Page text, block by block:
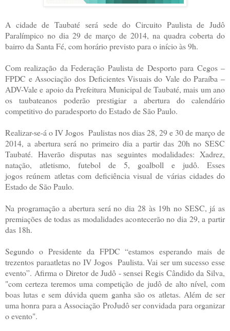
A cidade de Taubaté será sede do Circuito Paulista de Judô
Paralímpico no dia 29 de março de 2014, na quadra coberta do
bairro da Santa Fé, com horário previsto para o início às 9h.
Com realização da Federação Paulista de Desporto para Cegos –
FPDC e Associação dos Deficientes Visuais do Vale do Paraíba –
ADV-Vale e apoio da Prefeitura Municipal de Taubaté, mais um ano
os taubateanos poderão prestigiar a abertura do calendário
competitivo do paradesporto do Estado de São Paulo.
Realizar-se-á o IV Jogos Paulistas nos dias 28, 29 e 30 de março de
2014, a abertura será no primeiro dia a partir das 20h no SESC
Taubaté. Haverão disputas nas seguintes modalidades: Xadrez,
natação, atletismo, futebol de 5, goalboll e judô. Esses
jogos reúnem atletas com deficiência visual de várias cidades do
Estado de São Paulo.
Na programação a abertura será no dia 28 às 19h no SESC, já as
premiações de todas as modalidades acontecerão no dia 29, a partir
das 18h.
Segundo o Presidente da FPDC “estamos esperando mais de
trezentos paraatletas no IV Jogos Paulista. Vai ser um sucesso esse
evento”. Afirma o Diretor de Judô - sensei Regis Cândido da Silva,
"com certeza teremos uma competição de judô de alto nível, com
boas lutas e sem dúvida quem ganha são os atletas. Além de ser
uma honra para a Associação ProJudô ser convidada para organizar
o evento".